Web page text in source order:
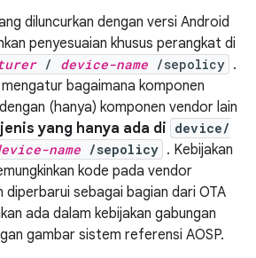
diluncurkan dengan versi Android
penyesuaian khusus perangkat di
/ device-name /sepolicy .
bagaimana komponen
(hanya) komponen vendor lain
yang hanya ada di device/
name /sepolicy . Kebijakan
kode pada vendor
sebagai bagian dari OTA
ada dalam kebijakan gabungan
gambar sistem referensi AOSP.